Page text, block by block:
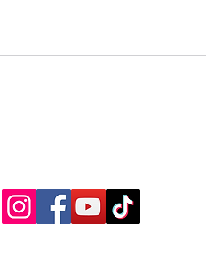
„Paragliding is Fun“ nu